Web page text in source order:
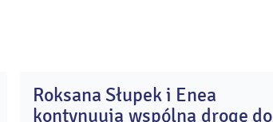
lip
Roksana Słupek i Enea
kontynuują wspólną drogę do